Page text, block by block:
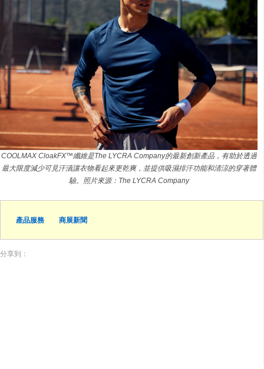
COOLMAX CloakFX™纖維是The LYCRA Company的最新創新產品，有助於透過
最大限度減少可見汗漬讓衣物看起來更乾爽，並提供吸濕排汗功能和清涼的穿著體
驗。照片來源：The LYCRA Company
產品服務 商展新聞
分享到：